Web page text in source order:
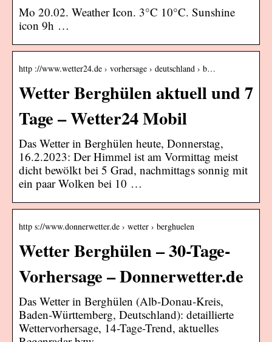
Mo 20.02. Weather Icon. 3°C 10°C. Sunshine
icon 9h …
http ://www.wetter24.de › vorhersage › deutschland › b…
Wetter Berghülen aktuell und 7
Tage – Wetter24 Mobil
Das Wetter in Berghülen heute, Donnerstag,
16.2.2023: Der Himmel ist am Vormittag meist
dicht bewölkt bei 5 Grad, nachmittags sonnig mit
ein paar Wolken bei 10 …
http s://www.donnerwetter.de › wetter › berghuelen
Wetter Berghülen – 30-Tage-
Vorhersage – Donnerwetter.de
Das Wetter in Berghülen (Alb-Donau-Kreis,
Baden-Württemberg, Deutschland): detaillierte
Wettervorhersage, 14-Tage-Trend, aktuelles